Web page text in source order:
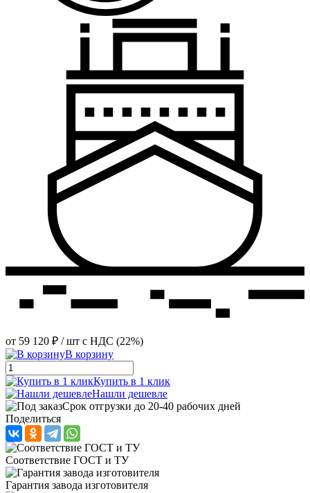
от 59 120 ₽ / шт с НДС (22%)
В корзину
Купить в 1 клик
Нашли дешевле
Срок отгрузки до 20-40 рабочих дней
Поделиться
Соответствие ГОСТ и ТУ
Гарантия завода изготовителя